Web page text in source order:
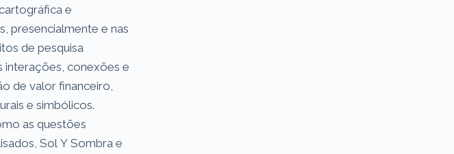
e
presencialmente e nas
de pesquisa
interações, conexões e
de valor financeiro,
e simbólicos.
as questões
Sol Y Sombra e